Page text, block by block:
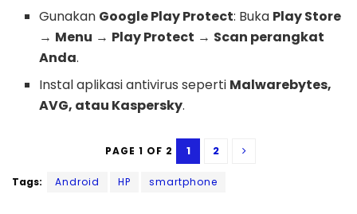
Gunakan Google Play Protect: Buka Play Store
→ Menu → Play Protect → Scan perangkat
Anda.
Instal aplikasi antivirus seperti Malwarebytes,
AVG, atau Kaspersky.
PAGE 1 OF 2 1 2
Tags: Android HP smartphone